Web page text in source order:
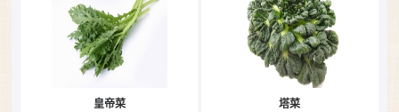
皇帝菜 塔菜